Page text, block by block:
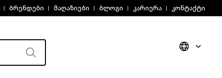
ბრენდები მაღაზიები ბლოგი კარიერა კონტაქტი